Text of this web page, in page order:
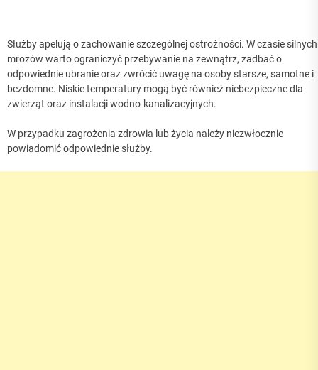
Służby apelują o zachowanie szczególnej ostrożności. W czasie silnych
mrozów warto ograniczyć przebywanie na zewnątrz, zadbać o
odpowiednie ubranie oraz zwrócić uwagę na osoby starsze, samotne i
bezdomne. Niskie temperatury mogą być również niebezpieczne dla
zwierząt oraz instalacji wodno-kanalizacyjnych.
W przypadku zagrożenia zdrowia lub życia należy niezwłocznie
powiadomić odpowiednie służby.